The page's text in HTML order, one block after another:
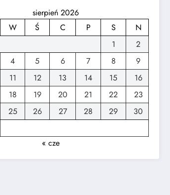
sierpień 2026
W Ś C P S
N
1
2
4 5 6 7 8
9
11 12 13 14 15
16
18 19 20 21 22
23
25 26 27 28 29
30
« cze